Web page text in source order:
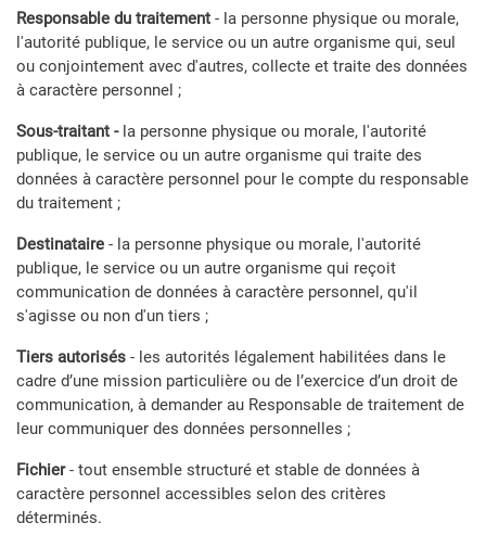
Responsable du traitement - la personne physique ou morale,
l'autorité publique, le service ou un autre organisme qui, seul
ou conjointement avec d'autres, collecte et traite des données
à caractère personnel ;
Sous-traitant - la personne physique ou morale, l'autorité
publique, le service ou un autre organisme qui traite des
données à caractère personnel pour le compte du responsable
du traitement ;
Destinataire - la personne physique ou morale, l'autorité
publique, le service ou un autre organisme qui reçoit
communication de données à caractère personnel, qu'il
s'agisse ou non d'un tiers ;
Tiers autorisés - les autorités légalement habilitées dans le
cadre d’une mission particulière ou de l’exercice d’un droit de
communication, à demander au Responsable de traitement de
leur communiquer des données personnelles ;
Fichier- tout ensemble structuré et stable de données à
caractère personnel accessibles selon des critères
déterminés.